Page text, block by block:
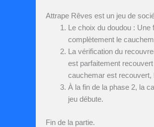
Attrape Rêves est un jeu de
Le choix du doudou :
complètement le
La vérification du
est parfaitement
cauchemar est recouvert,
À la fin de la phase 2, la
jeu débute.
Fin de la partie.